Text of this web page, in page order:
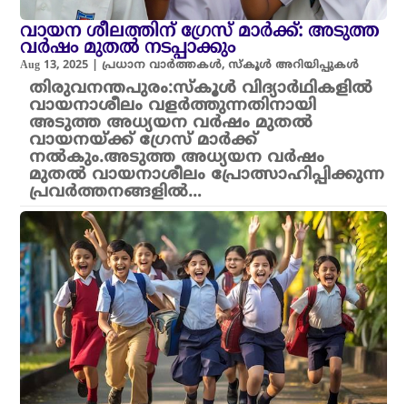
വായന ശീലത്തിന് ഗ്രേസ് മാർക്ക്: അടുത്ത
വർഷം മുതൽ നടപ്പാക്കും
Aug 13, 2025 |പ്രധാന വാർത്തകൾ,സ്കൂൾ അറിയിപ്പുകൾ
തിരുവനന്തപുരം:സ്കൂൾ വിദ്യാർഥികളിൽ
വായനാശീലം വളർത്തുന്നതിനായി
അടുത്ത അധ്യയന വർഷം മുതൽ
വായനയ്ക്ക് ഗ്രേസ് മാർക്ക്
നൽകും.അടുത്ത അധ്യയന വർഷം
മുതൽ വായനാശീലം പ്രോത്സാഹിപ്പിക്കുന്ന
പ്രവർത്തനങ്ങളിൽ…